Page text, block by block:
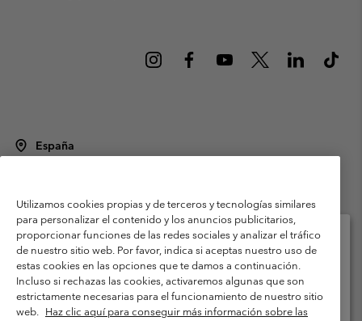
España
Condiciones de uso
Terminos de Venta
Garantía
Política de Privacidad
Términos y condiciones del programa de miembros
Términos De Uso Del Contenido Generado Por Los Usuarios
Impressum
Cookies Public CBCR
Utilizamos cookies propias y de terceros y tecnologías similares
para personalizar el contenido y los anuncios publicitarios,
proporcionar funciones de las redes sociales y analizar el tráfico
de nuestro sitio web. Por favor, indica si aceptas nuestro uso de
estas cookies en las opciones que te damos a continuación.
Incluso si rechazas las cookies, activaremos algunas que son
estrictamente necesarias para el funcionamiento de nuestro sitio
web. Haz clic aquí para conseguir más información sobre las
Selecciona tu país e idioma envío
Compras en línea disponibles